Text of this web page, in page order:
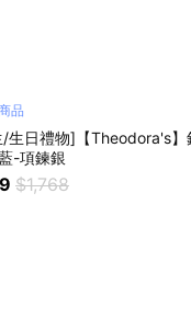
品
/生日禮物]【Theodora's】
-項鍊銀
$1,768